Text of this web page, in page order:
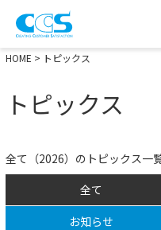
画像処理用の製品検索
HOME > トピックス
トピックス
全て（2026）のトピックス一
全て
お知らせ